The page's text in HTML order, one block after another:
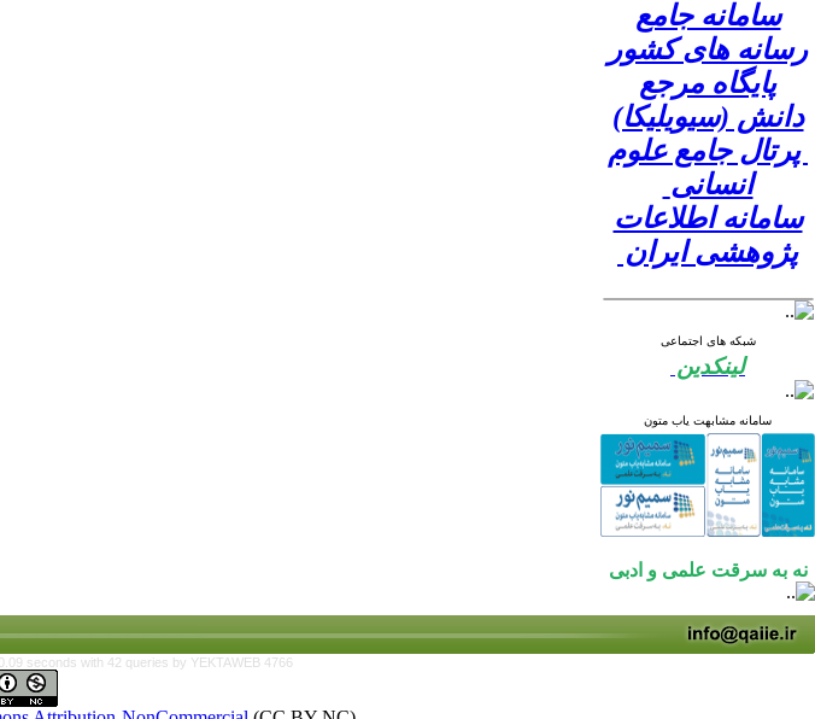
سامانه جامع
رسانه های کشور
پایگاه مرجع
دانش (سیویلیکا)
پرتال جامع علوم
انسانی
سامانه اطلاعات
پژوهشی ایران
شبکه های اجتماعی
لینکدین
سامانه مشابهت یاب متون
نه به سرقت علمی و ادبی
seconds with 42 queries by YEKTAWEB 4766